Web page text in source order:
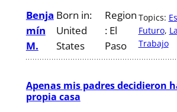
Benja
mín
M.
Born in:
United
States
Region
: El
Paso
Topics:
Futuro,
Trabajo
Apenas mis padres decidieron
propia casa